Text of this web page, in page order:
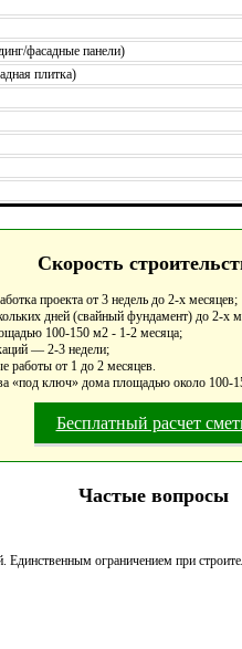
фасадные панели)
плитка)
Скорость
проекта от 3 недель до 2-х месяцев;
дней (свайный фундамент) до 2-х
100-150 м2 - 1-2 месяца;
— 2-3 недели;
работы от 1 до 2 месяцев.
«под ключ» дома площадью около 100-
Бесплатный расчет
Частые вопросы
Единственным ограничением при